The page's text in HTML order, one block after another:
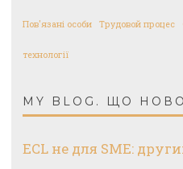
Пов'язані особи Трудовой процес
технології
MY BLOG. ЩО
ECL не для SME: